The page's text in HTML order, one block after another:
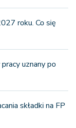
roku. Co się
uznany po
składki na FP